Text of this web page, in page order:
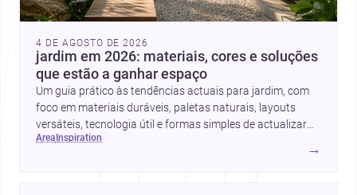
4 DE AGOSTO DE 2026
jardim em 2026: materiais, cores e soluções
que estão a ganhar espaço
Um guia prático às tendências actuais para jardim, com
foco em materiais duráveis, paletas naturais, layouts
versáteis, tecnologia útil e formas simples de actualizar
sem obras totais.
area inspiration
→